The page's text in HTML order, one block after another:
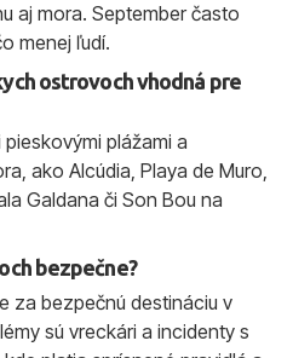
aj mora. September často
menej ľudí.
ostrovoch vhodná pre
plážami a
ako Alcúdia, Playa de Muro,
Galdana či Son Bou na
bezpečne?
za bezpečnú destináciu v
sú vreckári a incidenty s